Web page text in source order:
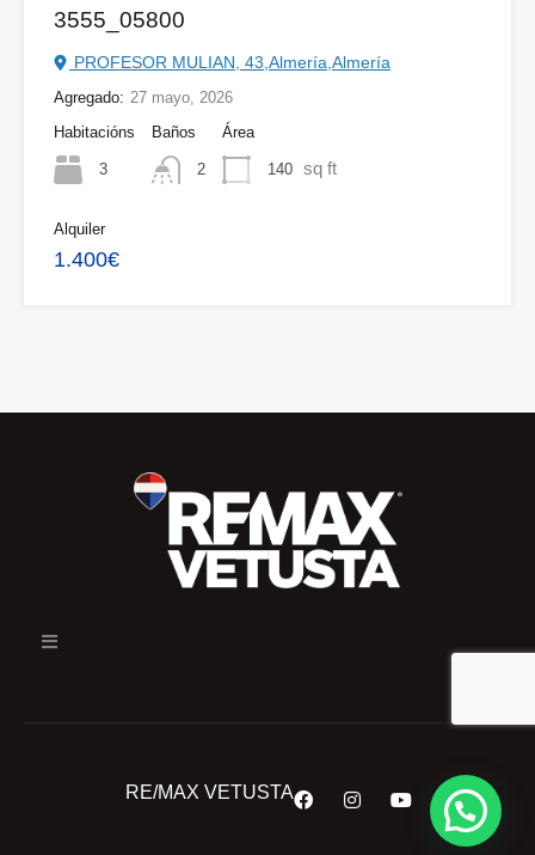
3555_05800
PROFESOR MULIAN, 43,Almería,Almería
Agregado: 27 mayo, 2026
Habitacións
3
Baños
2
Área
140 sq ft
Alquiler
1.400€
RE/MAX VETUSTA
¿En qué podemos ayudarte?